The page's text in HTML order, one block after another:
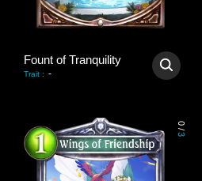
Fount of Tranquility
Trait : -
0
/
3